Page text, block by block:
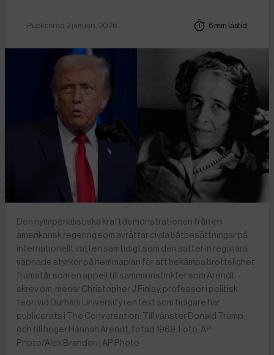
Publicerad 2 januari, 2026 6 min lästid
Den nyimperialistiska kraftdemonstrationen från en
amerikansk regering som avrättar civila båtbesättningar på
internationellt vatten samtidigt som den sätter in reguljära
väpnade styrkor på hemmaplan för att bekämpa brottslighet
framstår som en appell till samma instinkter som Arendt
skrev om, menar Christopher J Finlay, professor i politisk
teori vid Durham University i en text som tidigare har
publicerats i The Conversation. Till vänster Donald Trump,
och till höger Hannah Arendt, fotad 1969. Foto: AP
Photo/Alex Brandon | AP Photo